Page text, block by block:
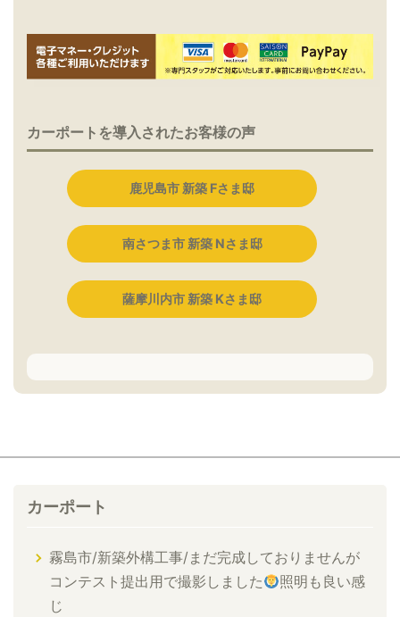
カーポートを導入されたお客様の声
鹿児島市 新築 Fさま邸
南さつま市 新築 Nさま邸
薩摩川内市 新築 Kさま邸
カーポート
霧島市/新築外構工事/まだ完成しておりませんが
コンテスト提出用で撮影しました
照明も良い感
じ